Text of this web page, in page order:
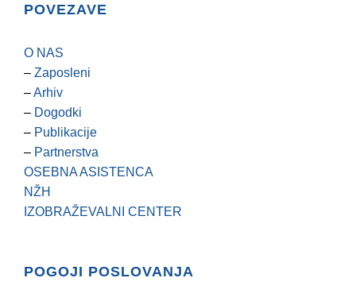
POVEZAVE
O NAS
– Zaposleni
–Arhiv
– Dogodki
– Publikacije
– Partnerstva
OSEBNA ASISTENCA
NŽH
IZOBRAŽEVALNI CENTER
POGOJI POSLOVANJA